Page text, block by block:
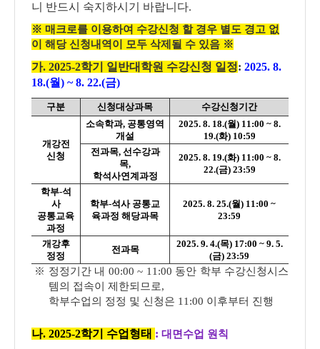
니 반드시 숙지하시기 바랍니다.
※ 매크로를 이용하여 수강신청 할 경우 별도 경고 없
이 해당 신청내역이 모두 삭제될 수 있음 ※
가. 2025-2학기 일반대학원 수강신청 일정: 2025. 8.
18.(월) ~ 8. 22.(금)
구분 신청대상과목 수강신청기간
개강전
신청
소속학과, 공통영역
개설
2025. 8. 18.(월) 11:00 ~ 8.
19.(화) 10:59
전과목, 선수강과
목,
학석사연계과정
2025. 8. 19.(화) 11:00 ~ 8.
22.(금) 23:59
학부-석
사
공통교육
과정
학부-석사 공통교
육과정 해당과목
2025. 8. 25.(월) 11:00 ~
23:59
개강후
정정
전과목
2025. 9. 4.(목) 17:00 ~ 9. 5.
(금) 23:59
※ 정정기간 내 00:00 ~ 11:00 동안 학부 수강신청시스
템의 접속이 제한되므로,
학부수업의 정정 및 신청은 11:00 이후부터 진행
나. 2025-2학기 수업형태 : 대면수업 원칙